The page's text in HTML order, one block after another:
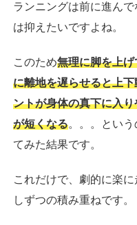
ランニングは前に進ん
は抑えたいですよね。
このため無理に脚を上
に離地を遅らせると上
ントが身体の真下に入
が短くなる。。。とい
てみた結果です。
これだけで、劇的に楽
しずつの積み重ねです。